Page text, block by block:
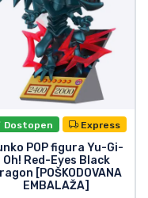
Dostopen Express
POP figura Yu-Gi-
Oh! Red-Eyes Black
[POŠKODOVANA
EMBALAŽA]